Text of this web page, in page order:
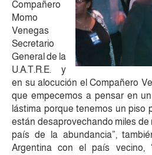
Compañero
Momo
Venegas
Secretario
General de la
U.A.T.R.E. y
en su alocución el Compañero
que empecemos a pensar en
lástima porque tenemos un piso
están desaprovechando miles de
país de la abundancia”,
Argentina con el país vecino,